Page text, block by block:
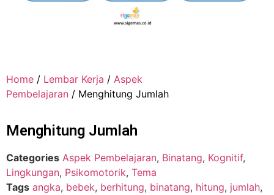
Home / Lembar Kerja / Aspek
Pembelajaran / Menghitung Jumlah
Menghitung Jumlah
Categories Aspek Pembelajaran, Binatang, Kognitif,
Lingkungan, Psikomotorik, Tema
Tags angka, bebek, berhitung, binatang, hitung, jumlah,